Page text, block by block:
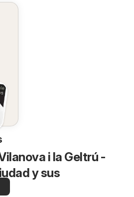
i la Geltrú -
y sus